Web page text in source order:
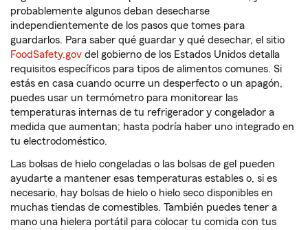
probablemente algunos deban desecharse
independientemente de los pasos que tomes para
guardarlos. Para saber qué guardar y qué desechar, el sitio
FoodSafety.gov del gobierno de los Estados Unidos detalla
requisitos específicos para tipos de alimentos comunes. Si
estás en casa cuando ocurre un desperfecto o un apagón,
puedes usar un termómetro para monitorear las
temperaturas internas de tu refrigerador y congelador a
medida que aumentan; hasta podría haber uno integrado en
tu electrodoméstico.
Las bolsas de hielo congeladas o las bolsas de gel pueden
ayudarte a mantener esas temperaturas estables o, si es
necesario, hay bolsas de hielo o hielo seco disponibles en
muchas tiendas de comestibles. También puedes tener a
mano una hielera portátil para colocar tu comida con tus